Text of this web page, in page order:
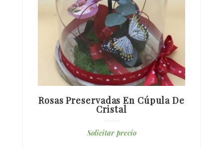
Rosas Preservadas En Cúpula De
Cristal
Solicitar precio